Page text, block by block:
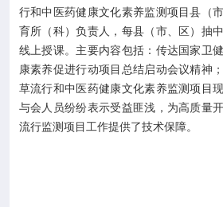
学术期刊
在线互动
政务公开
行和中医药健康文化素养监测项目县（
育所（科）负责人，每县（市、区）抽
线上授课。主要内容包括：传达国家卫
康素养促进行动项目总结启动会议精神
草流行和中医药健康文化素养监测项目
与会人员纷纷表示受益匪浅，为高质量
流行监测项目工作提供了技术保障。